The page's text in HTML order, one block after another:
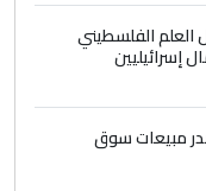
5
كلام
للإنسان
بلاد
الفلسطيني
إسرائيليين
مبيعات سوق